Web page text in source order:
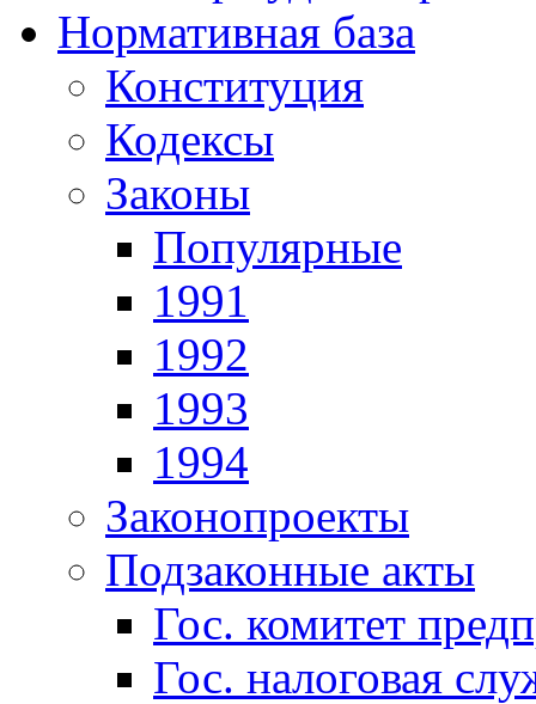
Нормативная база
Конституция
Кодексы
Законы
Популярные
1991
1992
1993
1994
Законопроекты
Подзаконные акты
Гос. комитет
Гос. налоговая